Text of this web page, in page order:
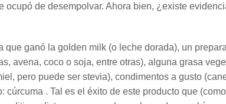
de desempolvar. Ahora bien, ¿existe
ganó la golden milk (o leche dorada), un
avena, coco o soja, entre otras), alguna grasa
pero puede ser stevia), condimentos a gusto
. Tal es el éxito de este producto que